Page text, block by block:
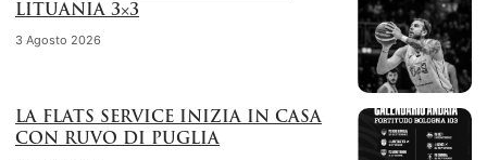
LITUANIA 3×3
3 Agosto 2026
LA FLATS SERVICE INIZIA IN CASA
CON RUVO DI PUGLIA